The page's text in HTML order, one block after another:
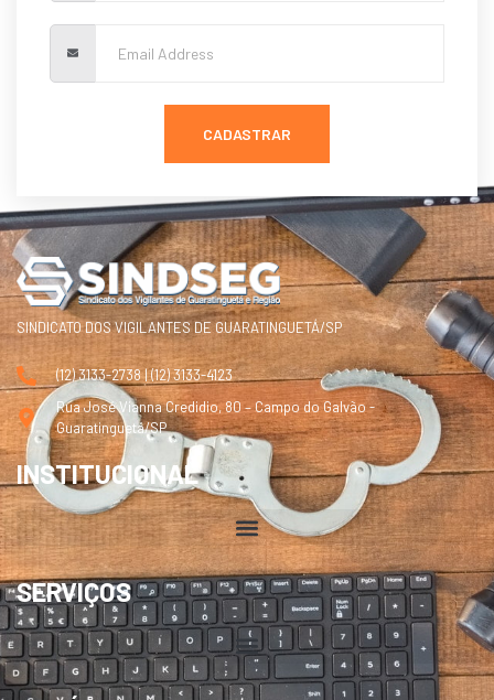
CADASTRAR
SINDICATO DOS VIGILANTES DE GUARATINGUETÁ/SP
(12) 3133-2738 | (12) 3133-4123
Rua José Vianna Credidio, 80 – Campo do Galvão -
Guaratinguetá/SP
INSTITUCIONAL
SERVIÇOS